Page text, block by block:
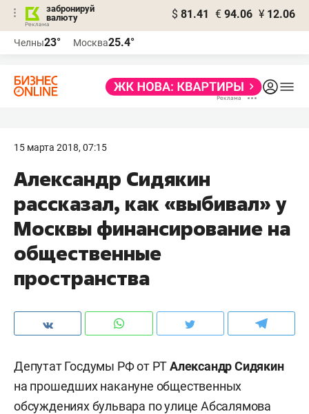
забронируй
валюту
$ 81.41 € 94.06 ¥ 12.06
Челны23° Москва25.4°
15 марта 2018, 07:15
Александр Сидякин
рассказал, как «выбивал» у
Москвы финансирование на
общественные
пространства
Депутат Госдумы РФ от РТАлександр Сидякин
на прошедших накануне общественных
обсуждениях бульвара по улице Абсалямова